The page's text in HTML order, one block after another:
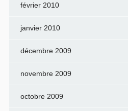
février 2010
janvier 2010
décembre 2009
novembre 2009
octobre 2009